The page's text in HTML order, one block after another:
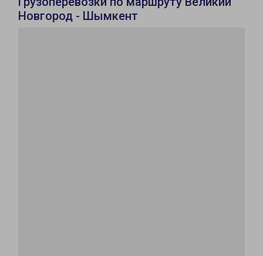
Новгород - Шымкент